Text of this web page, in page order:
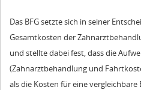
Das BFG setzte sich in seiner
Gesamtkosten der
und stellte dabei fest, dass die
(Zahnarztbehandlung und
als die Kosten für eine